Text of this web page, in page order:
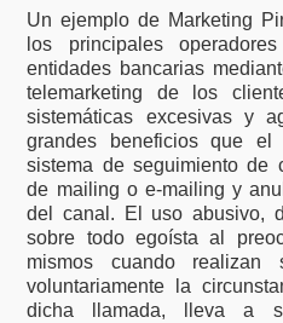
Un ejemplo de Marketing
los principales
entidades bancarias
telemarketing de los
sistemáticas excesivas y
grandes beneficios que el
sistema de seguimiento de
de mailing o e-mailing y
del canal. El uso abusivo,
sobre todo egoísta al
mismos cuando realizan
voluntariamente la
dicha llamada, lleva a